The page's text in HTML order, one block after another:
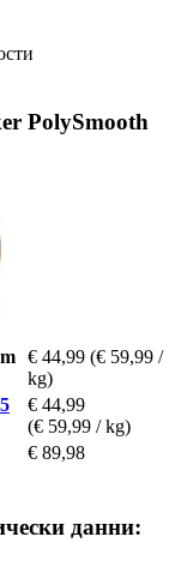
PolySmooth
€ 44,99 (€ 59,99 /
kg)
€ 44,99
(€ 59,99 / kg)
€ 89,98
данни: